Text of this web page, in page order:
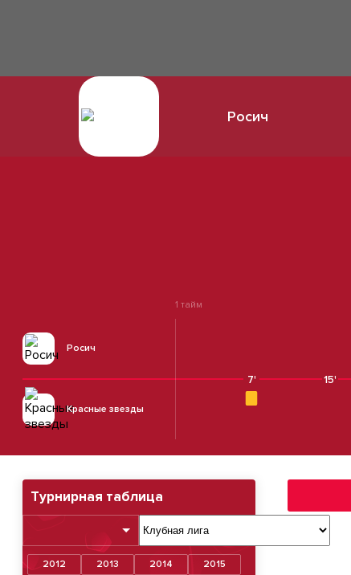
Росич
Росич
1 тайм
7' 15'
Красные звезды
Турнирная таблица
2012 2013 2014
2015